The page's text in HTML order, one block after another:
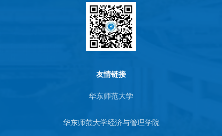
友情链接
华东师范大学
华东师范大学经济与管理学院